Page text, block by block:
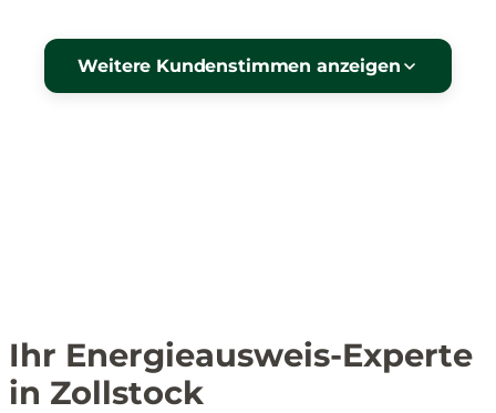
Weitere Kundenstimmen anzeigen
Ihr Energieausweis-Experte
in Zollstock